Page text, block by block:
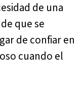
de una
que se
de confiar en
cuando el